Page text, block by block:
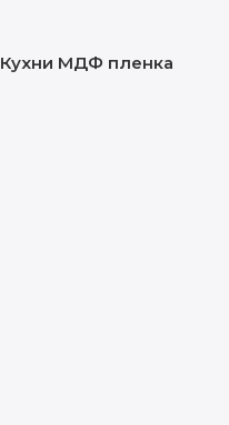
Кухни МДФ пленка